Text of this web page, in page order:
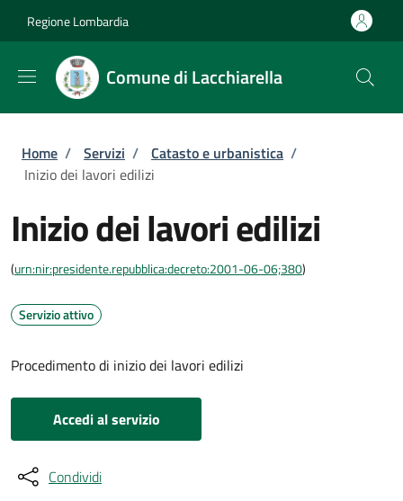
Regione Lombardia
Comune di Lacchiarella
Briciole di pane
Home / Servizi / Catasto e urbanistica /
Inizio dei lavori edilizi
Inizio dei lavori edilizi
(urn:nir:presidente.repubblica:decreto:2001-06-06;380)
Servizio attivo
Procedimento di inizio dei lavori edilizi
Accedi al servizio
Condividi